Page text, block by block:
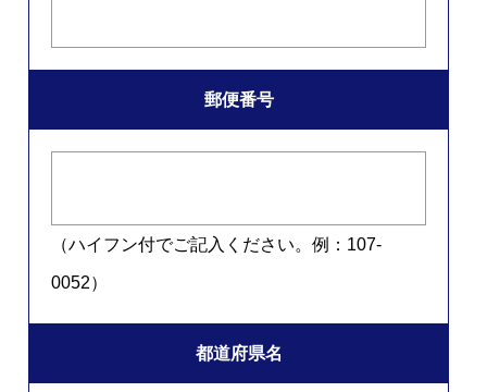
郵便番号
（ハイフン付でご記入ください。例：107-
0052）
都道府県名